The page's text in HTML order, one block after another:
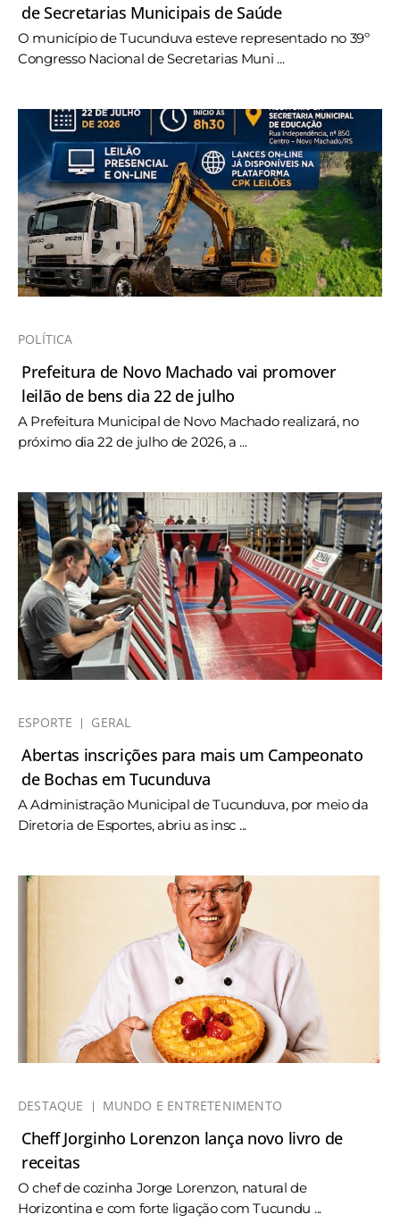
de Secretarias Municipais de Saúde
O município de Tucunduva esteve representado no 39º
Congresso Nacional de Secretarias Muni ...
POLÍTICA
Prefeitura de Novo Machado vai promover
leilão de bens dia 22 de julho
A Prefeitura Municipal de Novo Machado realizará, no
próximo dia 22 de julho de 2026, a ...
ESPORTE GERAL
Abertas inscrições para mais um Campeonato
de Bochas em Tucunduva
A Administração Municipal de Tucunduva, por meio da
Diretoria de Esportes, abriu as insc ...
DESTAQUE MUNDO E ENTRETENIMENTO
Cheff Jorginho Lorenzon lança novo livro de
receitas
O chef de cozinha Jorge Lorenzon, natural de
Horizontina e com forte ligação com Tucundu ...